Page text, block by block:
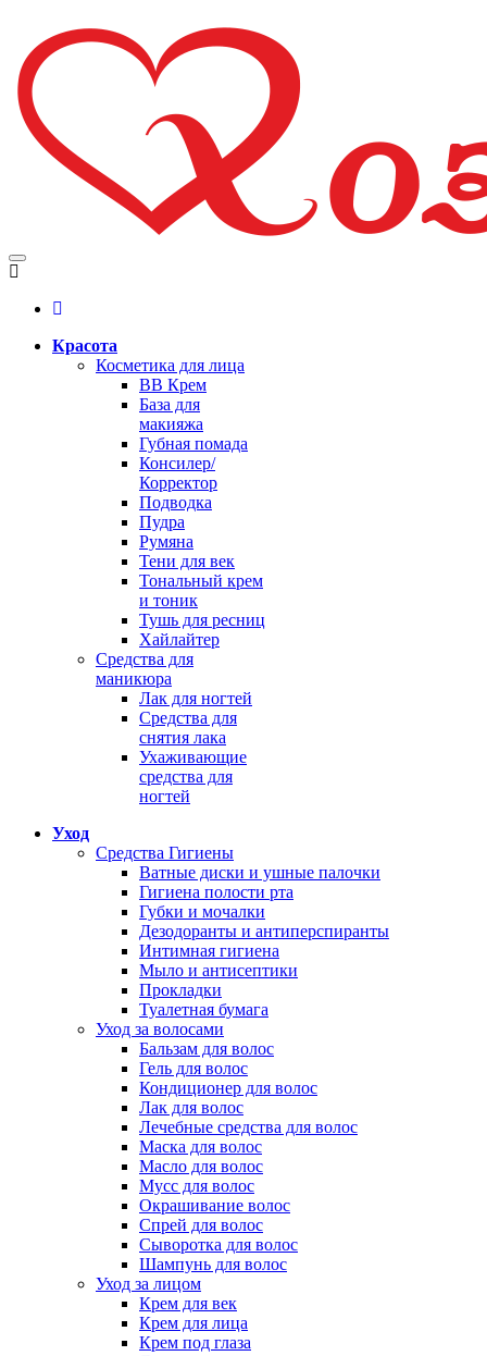
Красота
Косметика для лица
BB Крем
База для
макияжа
Губная помада
Консилер/
Корректор
Подводка
Пудра
Румяна
Тени для век
Тональный крем
и тоник
Тушь для ресниц
Хайлайтер
Средства для
маникюра
Лак для ногтей
Средства для
снятия лака
Ухаживающие
средства для
ногтей
Уход
Средства Гигиены
Ватные диски и ушные палочки
Гигиена полости рта
Губки и мочалки
Дезодоранты и антиперспиранты
Интимная гигиена
Мыло и антисептики
Прокладки
Туалетная бумага
Уход за волосами
Бальзам для волос
Гель для волос
Кондиционер для волос
Лак для волос
Лечебные средства для волос
Маска для волос
Масло для волос
Мусс для волос
Окрашивание волос
Спрей для волос
Сыворотка для волос
Шампунь для волос
Уход за лицом
Крем для век
Крем для лица
Крем под глаза